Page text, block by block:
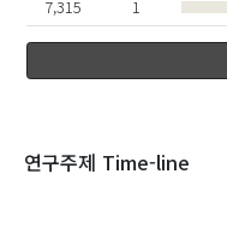
7,315 1
연구주제 Time-line